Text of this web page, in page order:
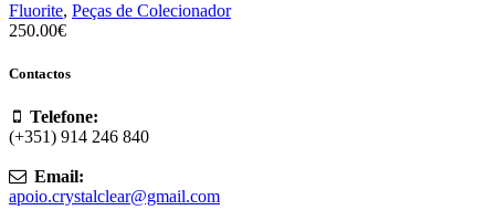
Fluorite, Peças de Colecionador
250.00€
Contactos
Telefone:
(+351) 914 246 840
Email:
apoio.crystalclear@gmail.com